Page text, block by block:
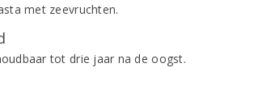
met zeevruchten.
tot drie jaar na de oogst.